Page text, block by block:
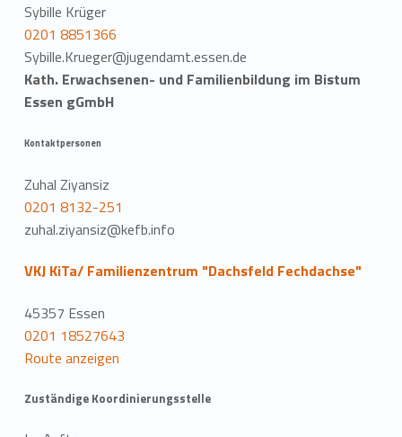
Sybille Krüger
0201 8851366
Sybille.Krueger@jugendamt.essen.de
Kath. Erwachsenen- und Familienbildung im Bistum
Essen gGmbH
Kontaktpersonen
Zuhal Ziyansiz
0201 8132-251
zuhal.ziyansiz@kefb.info
VKJ KiTa/ Familienzentrum "Dachsfeld Fechdachse"
45357 Essen
0201 18527643
Route anzeigen
Zuständige Koordinierungsstelle